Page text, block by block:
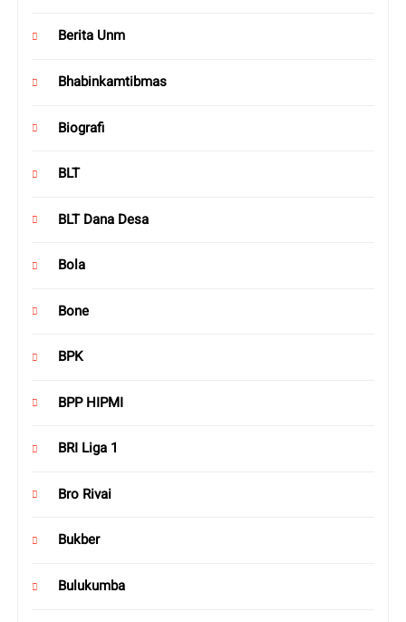
Berita Unm
Bhabinkamtibmas
Biografi
BLT
BLT Dana Desa
Bola
Bone
BPK
BPP HIPMI
BRI Liga 1
Bro Rivai
Bukber
Bulukumba